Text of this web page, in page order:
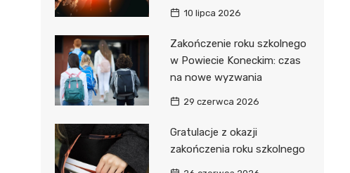
10 lipca 2026
Zakończenie roku szkolnego
w Powiecie Koneckim: czas
na nowe wyzwania
29 czerwca 2026
Gratulacje z okazji
zakończenia roku szkolnego